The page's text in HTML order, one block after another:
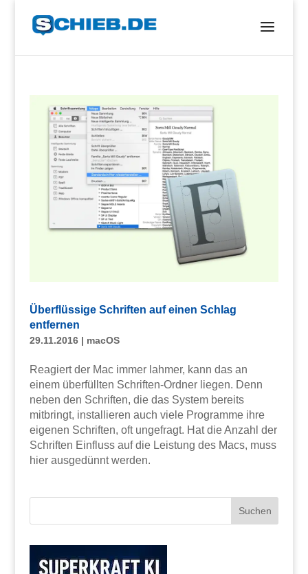
Überflüssige Schriften auf einen Schlag
entfernen
29.11.2016| macOS
Reagiert der Mac immer lahmer, kann das an
einem überfüllten Schriften-Ordner liegen. Denn
neben den Schriften, die das System bereits
mitbringt, installieren auch viele Programme ihre
eigenen Schriften, oft ungefragt. Hat die Anzahl der
Schriften Einfluss auf die Leistung des Macs, muss
hier ausgedünnt werden.